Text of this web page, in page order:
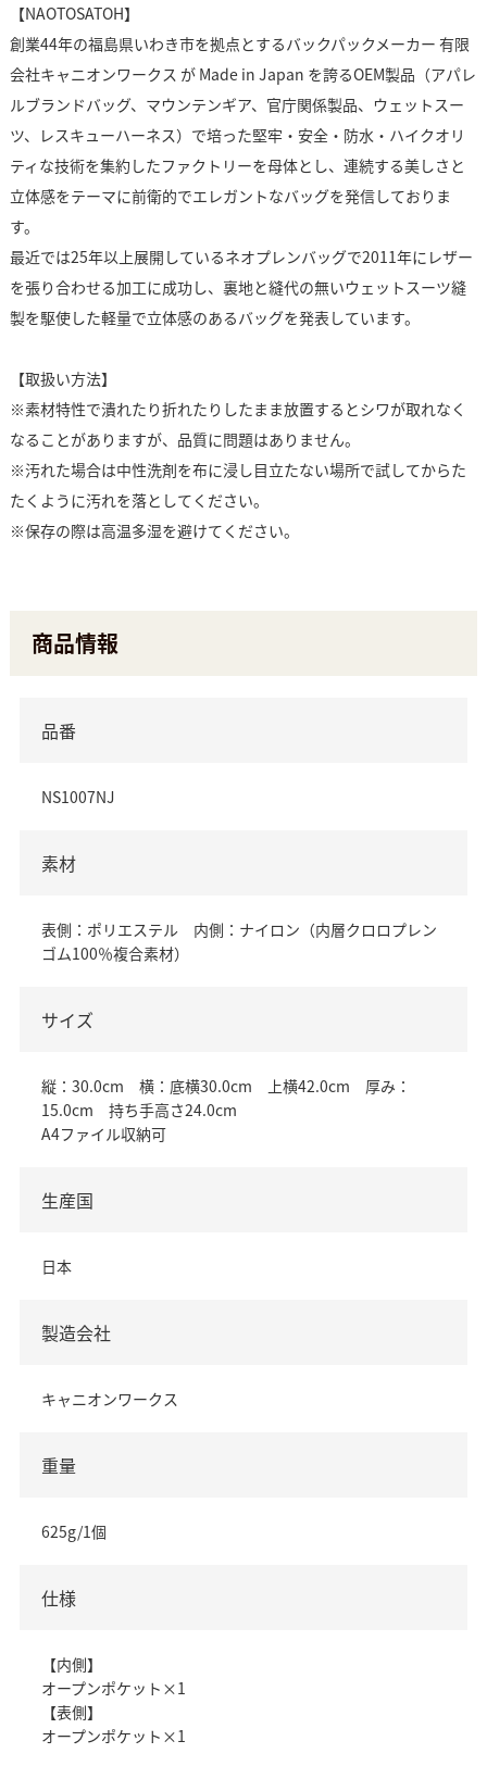
【NAOTOSATOH】
創業44年の福島県いわき市を拠点とするバックパックメーカー 有限
会社キャニオンワークス が Made in Japan を誇るOEM製品（アパレ
ルブランドバッグ、マウンテンギア、官庁関係製品、ウェットスー
ツ、レスキューハーネス）で培った堅牢・安全・防水・ハイクオリ
ティな技術を集約したファクトリーを母体とし、連続する美しさと
立体感をテーマに前衛的でエレガントなバッグを発信しておりま
す。
最近では25年以上展開しているネオプレンバッグで2011年にレザー
を張り合わせる加工に成功し、裏地と縫代の無いウェットスーツ縫
製を駆使した軽量で立体感のあるバッグを発表しています。
【取扱い方法】
※素材特性で潰れたり折れたりしたまま放置するとシワが取れなく
なることがありますが、品質に問題はありません。
※汚れた場合は中性洗剤を布に浸し目立たない場所で試してからた
たくように汚れを落としてください。
※保存の際は高温多湿を避けてください。
商品情報
品番
NS1007NJ
素材
表側：ポリエステル 内側：ナイロン（内層クロロプレン
ゴム100％複合素材）
サイズ
縦：30.0cm 横：底横30.0cm 上横42.0cm 厚み：
15.0cm 持ち手高さ24.0cm
A4ファイル収納可
生産国
日本
製造会社
キャニオンワークス
重量
625g/1個
仕様
【内側】
オープンポケット×1
【表側】
オープンポケット×1